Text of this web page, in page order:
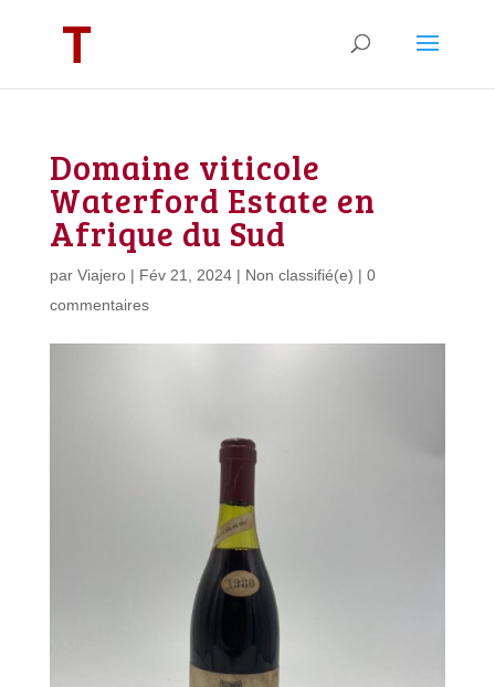
Domaine viticole
Waterford Estate en
Afrique du Sud
par Viajero| Fév 21, 2024| Non classifié(e) | 0
commentaires